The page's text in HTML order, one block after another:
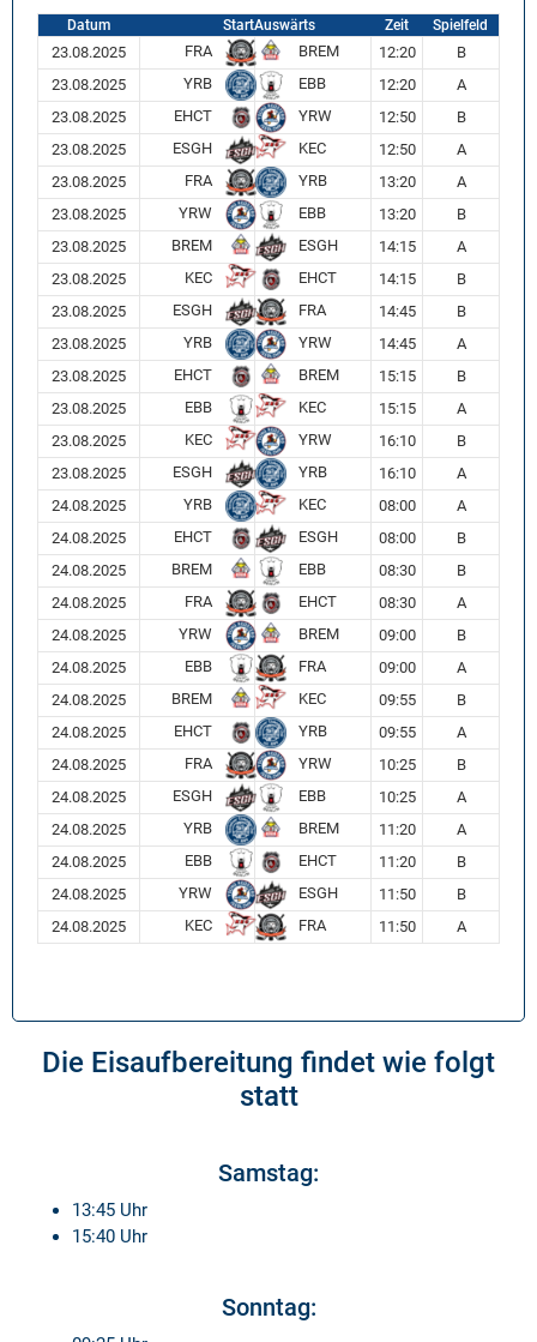
Datum StartAuswärts Zeit Spielfeld
23.08.2025 FRA BREM 12:20
B
23.08.2025
YRB EBB 12:20
A
23.08.2025
EHCT YRW 12:50
B
23.08.2025
ESGH KEC 12:50
A
23.08.2025
FRA YRB 13:20
A
23.08.2025
YRW EBB 13:20
B
23.08.2025
BREM ESGH 14:15
A
23.08.2025
KEC EHCT 14:15
B
23.08.2025
ESGH FRA 14:45
B
23.08.2025
YRB YRW 14:45
A
23.08.2025
EHCT BREM 15:15
B
23.08.2025
EBB KEC 15:15
A
23.08.2025
KEC YRW 16:10
B
23.08.2025
ESGH YRB 16:10
A
24.08.2025
YRB KEC 08:00
A
24.08.2025
EHCT ESGH 08:00
B
24.08.2025
BREM EBB 08:30
B
24.08.2025
FRA EHCT 08:30
A
24.08.2025
YRW BREM 09:00
B
24.08.2025
EBB FRA 09:00
A
24.08.2025
BREM KEC 09:55
B
24.08.2025
EHCT YRB 09:55
A
24.08.2025
FRA YRW 10:25
B
24.08.2025
ESGH EBB 10:25
A
24.08.2025
YRB BREM 11:20
A
24.08.2025
EBB EHCT 11:20
B
24.08.2025
YRW ESGH 11:50
B
24.08.2025
KEC FRA 11:50 A
Die Eisaufbereitung findet wie folgt
statt
Samstag:
13:45 Uhr
15:40 Uhr
Sonntag: